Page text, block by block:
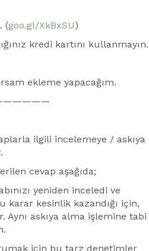
(goo.gl/XkBxSU)
kredi kartını kullanmayın.
ekleme yapacağım.
ilgili incelemeye / askıya
cevap aşağıda;
yeniden inceledi ve
karar kesinlik kazandığı için,
Aynı askıya alma işlemine tabi
için bu tarz denetimler